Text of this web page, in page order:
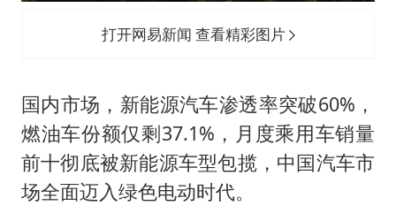
打开网易新闻 查看精彩图片
国内市场，新能源汽车渗透率突破60%，
燃油车份额仅剩37.1%，月度乘用车销量
前十彻底被新能源车型包揽，中国汽车市
场全面迈入绿色电动时代。